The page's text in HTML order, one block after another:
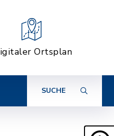
Ortsplan
SUCHE